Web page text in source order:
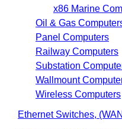
x86 Marine
Oil & Gas
Panel Computers
Railway Computers
Substation
Wallmount
Wireless Computers
Ethernet Switches,